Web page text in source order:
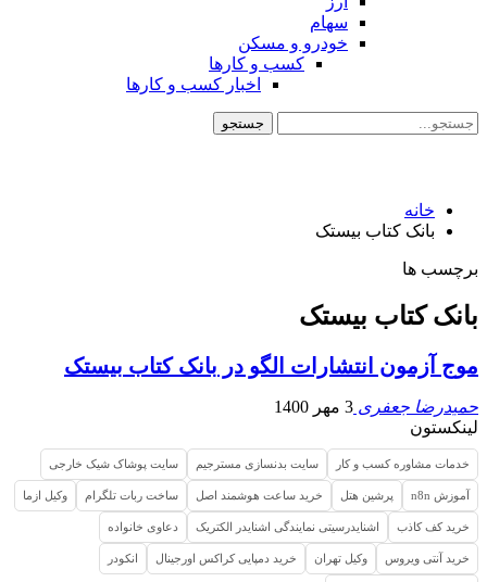
سهام
خودرو و مسکن
کسب و کارها
اخبار کسب و کارها
خانه
بانک کتاب بیستک
برچسب ها
بانک کتاب بیستک
موج آزمون انتشارات الگو در بانک کتاب بیستک
حمیدرضا جعفری 3 مهر 1400
لینکستون
خدمات مشاوره کسب و کار سایت بدنسازی مسترجیم سایت پوشاک شیک خارجی
آموزش n8n پرشین هتل خرید ساعت هوشمند اصل ساخت ربات تلگرام وکیل ازما
خرید کف کاذب اشنایدرسیتی نمایندگی اشنایدر الکتریک دعاوی خانواده
خرید آنتی ویروس وکیل تهران خرید دمپایی کراکس اورجینال انکودر